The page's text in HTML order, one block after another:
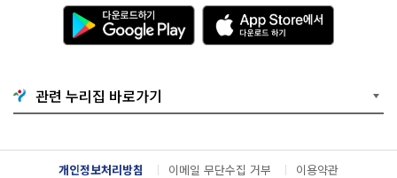
다
운
로
기
G
o
g
l
A
p
p
e
서
다
관련 누리집 바로가기
개인정보처리방침 이메일 무단수집 거부 이용약관